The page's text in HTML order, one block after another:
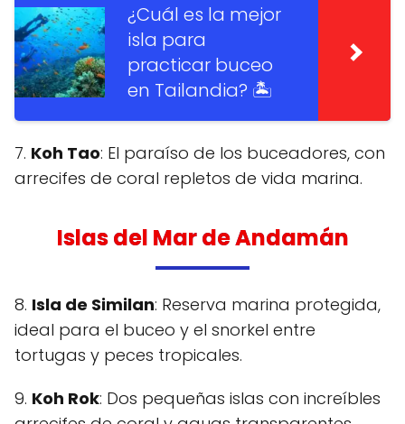
¿Cuál es la mejor
isla para
practicar buceo
en Tailandia? 🏝️
7. Koh Tao: El paraíso de los buceadores, con
arrecifes de coral repletos de vida marina.
Islas del Mar de Andamán
8. Isla de Similan: Reserva marina protegida,
ideal para el buceo y el snorkel entre
tortugas y peces tropicales.
9. Koh Rok: Dos pequeñas islas con increíbles